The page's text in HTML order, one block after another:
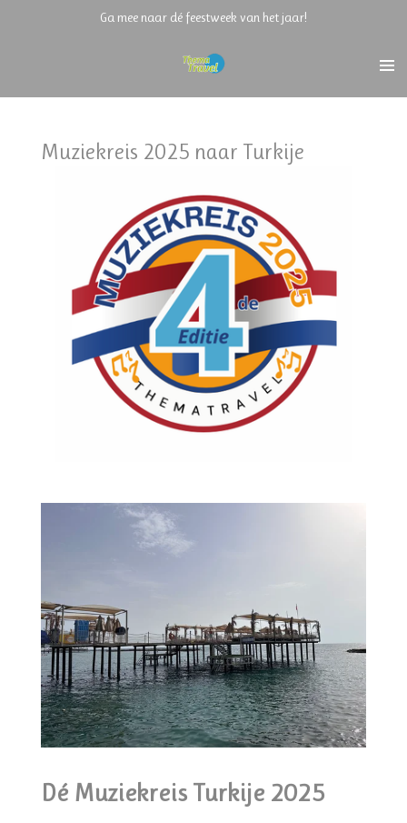
hoofdinhoud
Ga mee naar dé feestweek van het jaar!
Muziekreis 2025 naar Turkije
Dé Muziekreis Turkije 2025